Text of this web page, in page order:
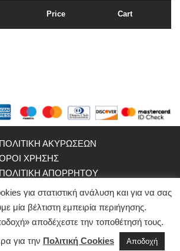
Price Cart
ΠΟΛΙΤΙΚΗ ΑΚΥΡΩΣΕΩΝ
ΧΡΗΣΗΣ
ΠΟΛΙΤΙΚΗ ΑΠΟΡΡΗΤΟΥ
WEBSITE ΟΜΑΔΑΣ
©2021 ypokrites.gr
Powered by
για στατιστική ανάλυση και για να σας
μία βέλτιστη εμπειρία περιήγησης.
αποδέχεστε την τοποθέτησή τους.
για την Πολιτική Cookies Αποδοχή